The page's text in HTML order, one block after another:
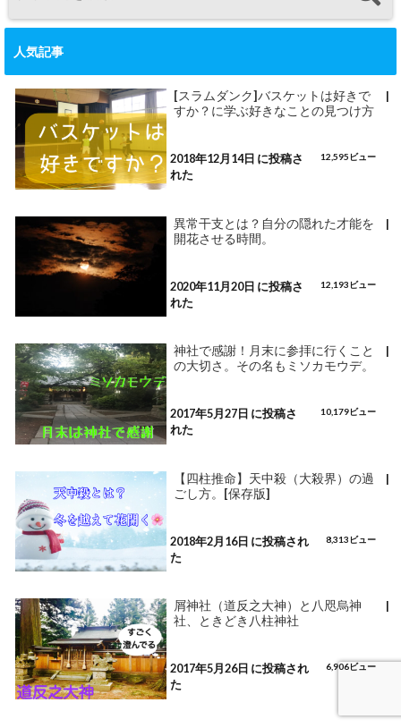
人気記事
[スラムダンク]バスケットは好きで
すか？に学ぶ好きなことの見つけ方
12,595ビュー
|
2018年12月14日 に投稿さ
れた
異常干支とは？自分の隠れた才能を
開花させる時間。
12,193ビュー
|
2020年11月20日 に投稿さ
れた
神社で感謝！月末に参拝に行くこと
の大切さ。その名もミソカモウデ。
10,179ビュー
|
2017年5月27日 に投稿さ
れた
【四柱推命】天中殺（大殺界）の過
ごし方。[保存版]
8,313ビュー
|
2018年2月16日 に投稿され
た
屑神社（道反之大神）と八咫烏神
社、ときどき八柱神社
6,906ビュー
|
2017年5月26日 に投稿され
た